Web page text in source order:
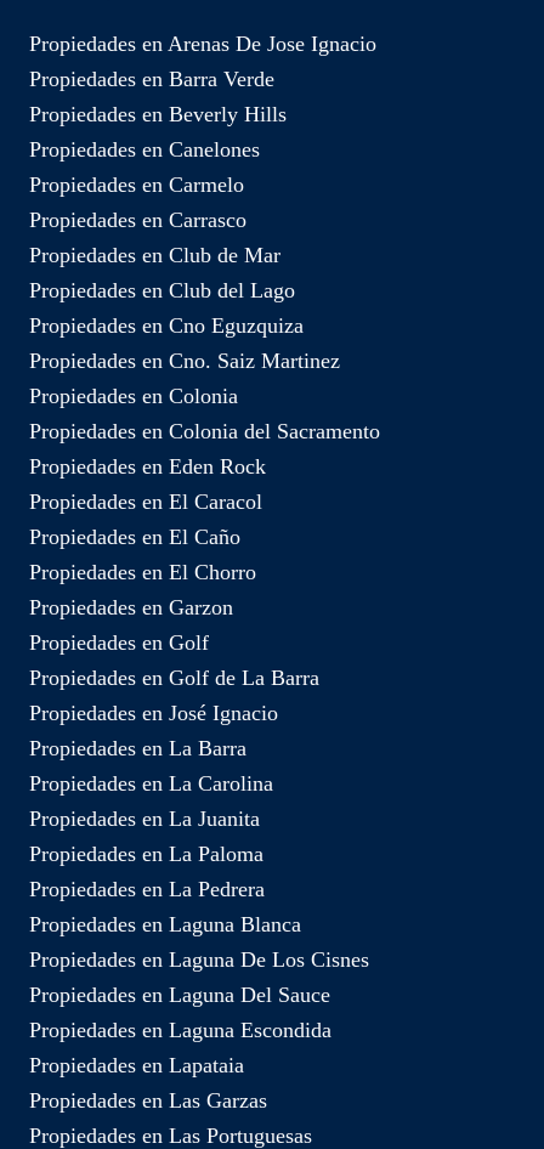
Propiedades en Arenas De Jose Ignacio
Propiedades en Barra Verde
Propiedades en Beverly Hills
Propiedades en Canelones
Propiedades en Carmelo
Propiedades en Carrasco
Propiedades en Club de Mar
Propiedades en Club del Lago
Propiedades en Cno Eguzquiza
Propiedades en Cno. Saiz Martinez
Propiedades en Colonia
Propiedades en Colonia del Sacramento
Propiedades en Eden Rock
Propiedades en El Caracol
Propiedades en El Caño
Propiedades en El Chorro
Propiedades en Garzon
Propiedades en Golf
Propiedades en Golf de La Barra
Propiedades en José Ignacio
Propiedades en La Barra
Propiedades en La Carolina
Propiedades en La Juanita
Propiedades en La Paloma
Propiedades en La Pedrera
Propiedades en Laguna Blanca
Propiedades en Laguna De Los Cisnes
Propiedades en Laguna Del Sauce
Propiedades en Laguna Escondida
Propiedades en Lapataia
Propiedades en Las Garzas
Propiedades en Las Portuguesas